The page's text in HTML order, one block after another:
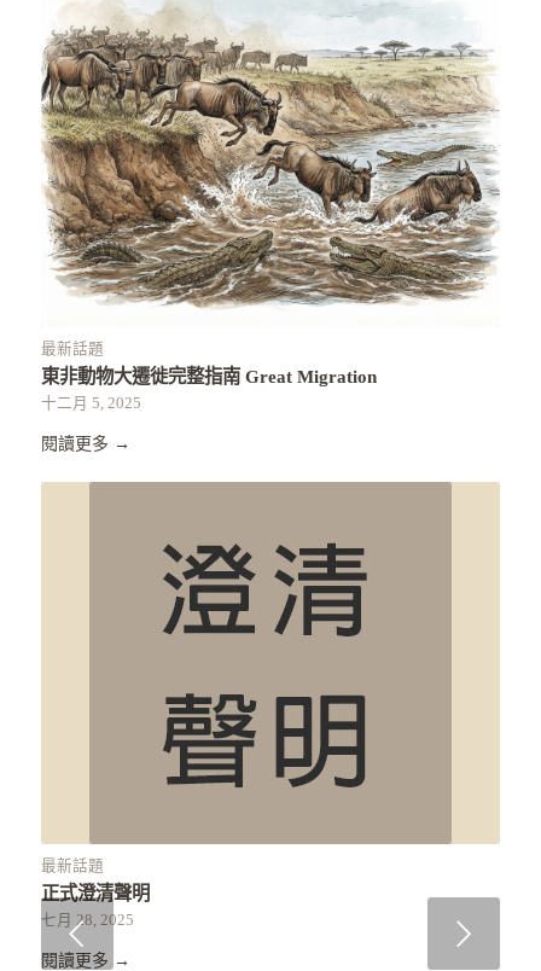
最新話題
東非動物大遷徙完整指南 Great Migration
十二月 5, 2025
閱讀更多 →
最新話題
正式澄清聲明
七月 28, 2025
閱讀更多 →